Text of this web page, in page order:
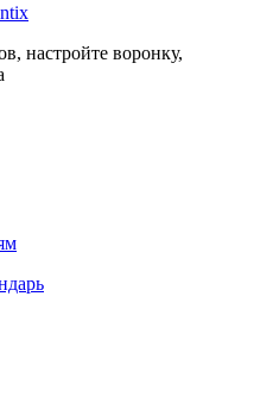
настройте воронку,